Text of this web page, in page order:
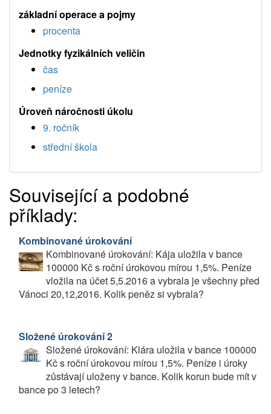
základní operace a pojmy
procenta
Jednotky fyzikálních veličin
čas
peníze
Úroveň náročnosti úkolu
9. ročník
střední škola
Související a podobné
příklady:
Kombinované úrokování
Kombinované úrokování: Kája uložila v bance
100000 Kč s roční úrokovou mírou 1,5%. Peníze
vložila na účet 5,5.2016 a vybrala je všechny před
Vánoci 20,12,2016. Kolik peněz si vybrala?
Složené úrokování 2
Složené úrokování: Klára uložila v bance 100000
Kč s roční úrokovou mírou 1,5%. Peníze i úroky
zůstávají uloženy v bance. Kolik korun bude mít v
bance po 3 letech?